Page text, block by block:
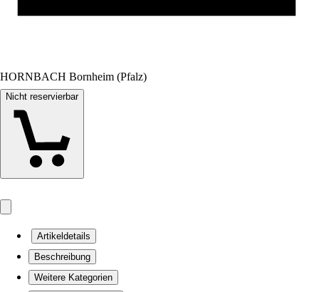
HORNBACH Bornheim (Pfalz)
Nicht reservierbar
Artikeldetails
Beschreibung
Weitere Kategorien